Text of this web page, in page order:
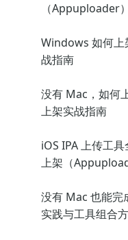
（Appuploader
Windows 如何上
战指南
没有 Mac，如何
上架实战指南
iOS IPA 上传工
上架（
没有 Mac 也能完
实践与工具组合